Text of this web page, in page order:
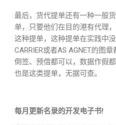
最后，货代提单还有一种一般
单，只要他们在目的港有代理
这种提单，这种提单在实践中
CARRIER或者AS AGNET的图
倒签、预借都可以，数据作假
也是这类提单，无据可查。
每月更新名录的开发电子书!